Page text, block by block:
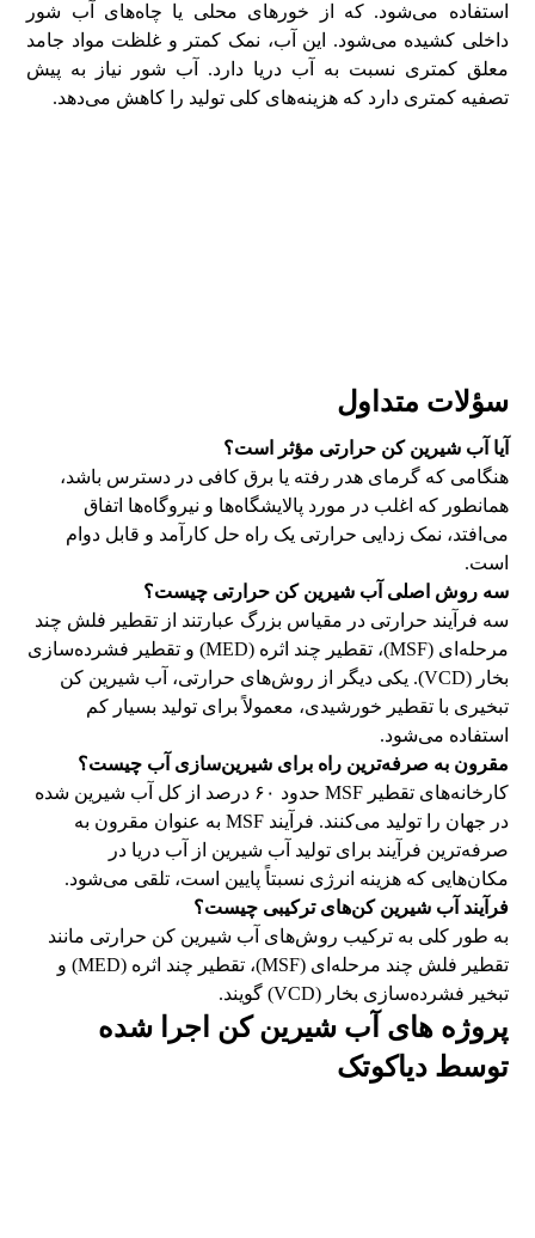
استفاده می‌شود. که از خور‌های محلی یا چاه‌های آب شور
داخلی کشیده می‌شود. این آب، نمک کمتر و غلظت مواد جامد
معلق کمتری نسبت به آب دریا دارد. آب شور نیاز به پیش
تصفیه کمتری دارد که هزینه‌های کلی تولید را کاهش می‌دهد.
سؤلات متداول
آیا آب شیرین کن حرارتی مؤثر است؟
هنگامی که گرمای هدر رفته یا برق کافی در دسترس باشد،
همانطور که اغلب در مورد پالایشگاه‌ها و نیروگاه‌ها اتفاق
می‌افتد، نمک زدایی حرارتی یک راه حل کارآمد و قابل دوام
است.
سه روش اصلی آب شیرین کن حرارتی چیست؟
سه فرآیند حرارتی در مقیاس بزرگ عبارتند از تقطیر فلش چند
مرحله‌ای (MSF)، تقطیر چند اثره (MED) و تقطیر فشرده‌سازی
بخار (VCD). یکی دیگر از روش‌های حرارتی، آب شیرین کن
تبخیری با تقطیر خورشیدی، معمولاً برای تولید بسیار کم
استفاده می‌شود.
مقرون به صرفه‌ترین راه برای شیرین‌سازی آب چیست؟
کارخانه‌های تقطیر MSF حدود ۶۰ درصد از کل آب شیرین شده
در جهان را تولید می‌کنند. فرآیند MSF به عنوان مقرون به
صرفه‌ترین فرآیند برای تولید آب شیرین از آب دریا در
مکان‌هایی که هزینه انرژی نسبتاً پایین است، تلقی می‌شود.
فرآیند آب شیرین کن‌های ترکیبی چیست؟
به طور کلی به ترکیب روش‌های آب شیرین کن حرارتی مانند
تقطیر فلش چند مرحله‌ای (MSF)، تقطیر چند اثره (MED) و
تبخیر فشرده‌سازی بخار (VCD) گویند.
پروژه های آب شیرین کن اجرا شده
توسط دیاکوتک